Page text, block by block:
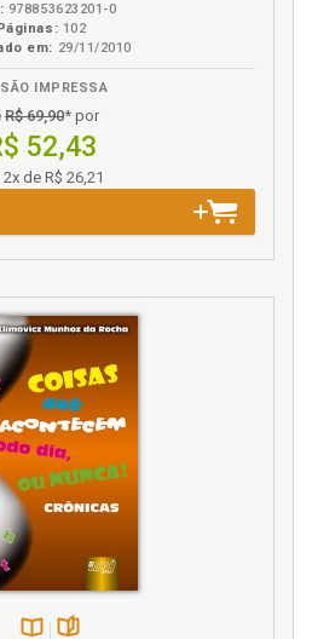
978853623201-0
102
em: 29/11/2010
IMPRESSA
R$ 69,90* por
52,43
2x de R$ 26,21